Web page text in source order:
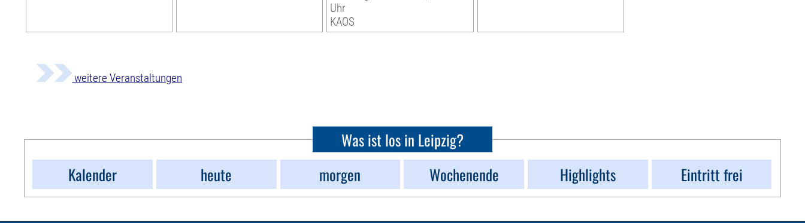
Uhr
KAOS
weitere Veranstaltungen
Was ist los in Leipzig?
Kalender
heute morgen Wochenende Highlights Eintritt frei